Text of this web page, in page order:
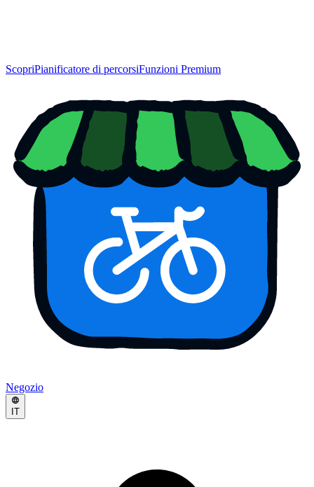
ScopriPianificatore di percorsiFunzioni Premium
Negozio
IT